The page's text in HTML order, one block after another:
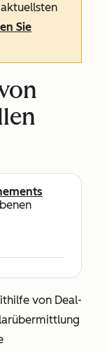
Sie
von Deal-